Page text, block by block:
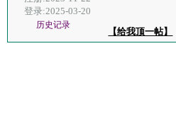
登录:2025-03-20
历史记录
【给我顶一帖】